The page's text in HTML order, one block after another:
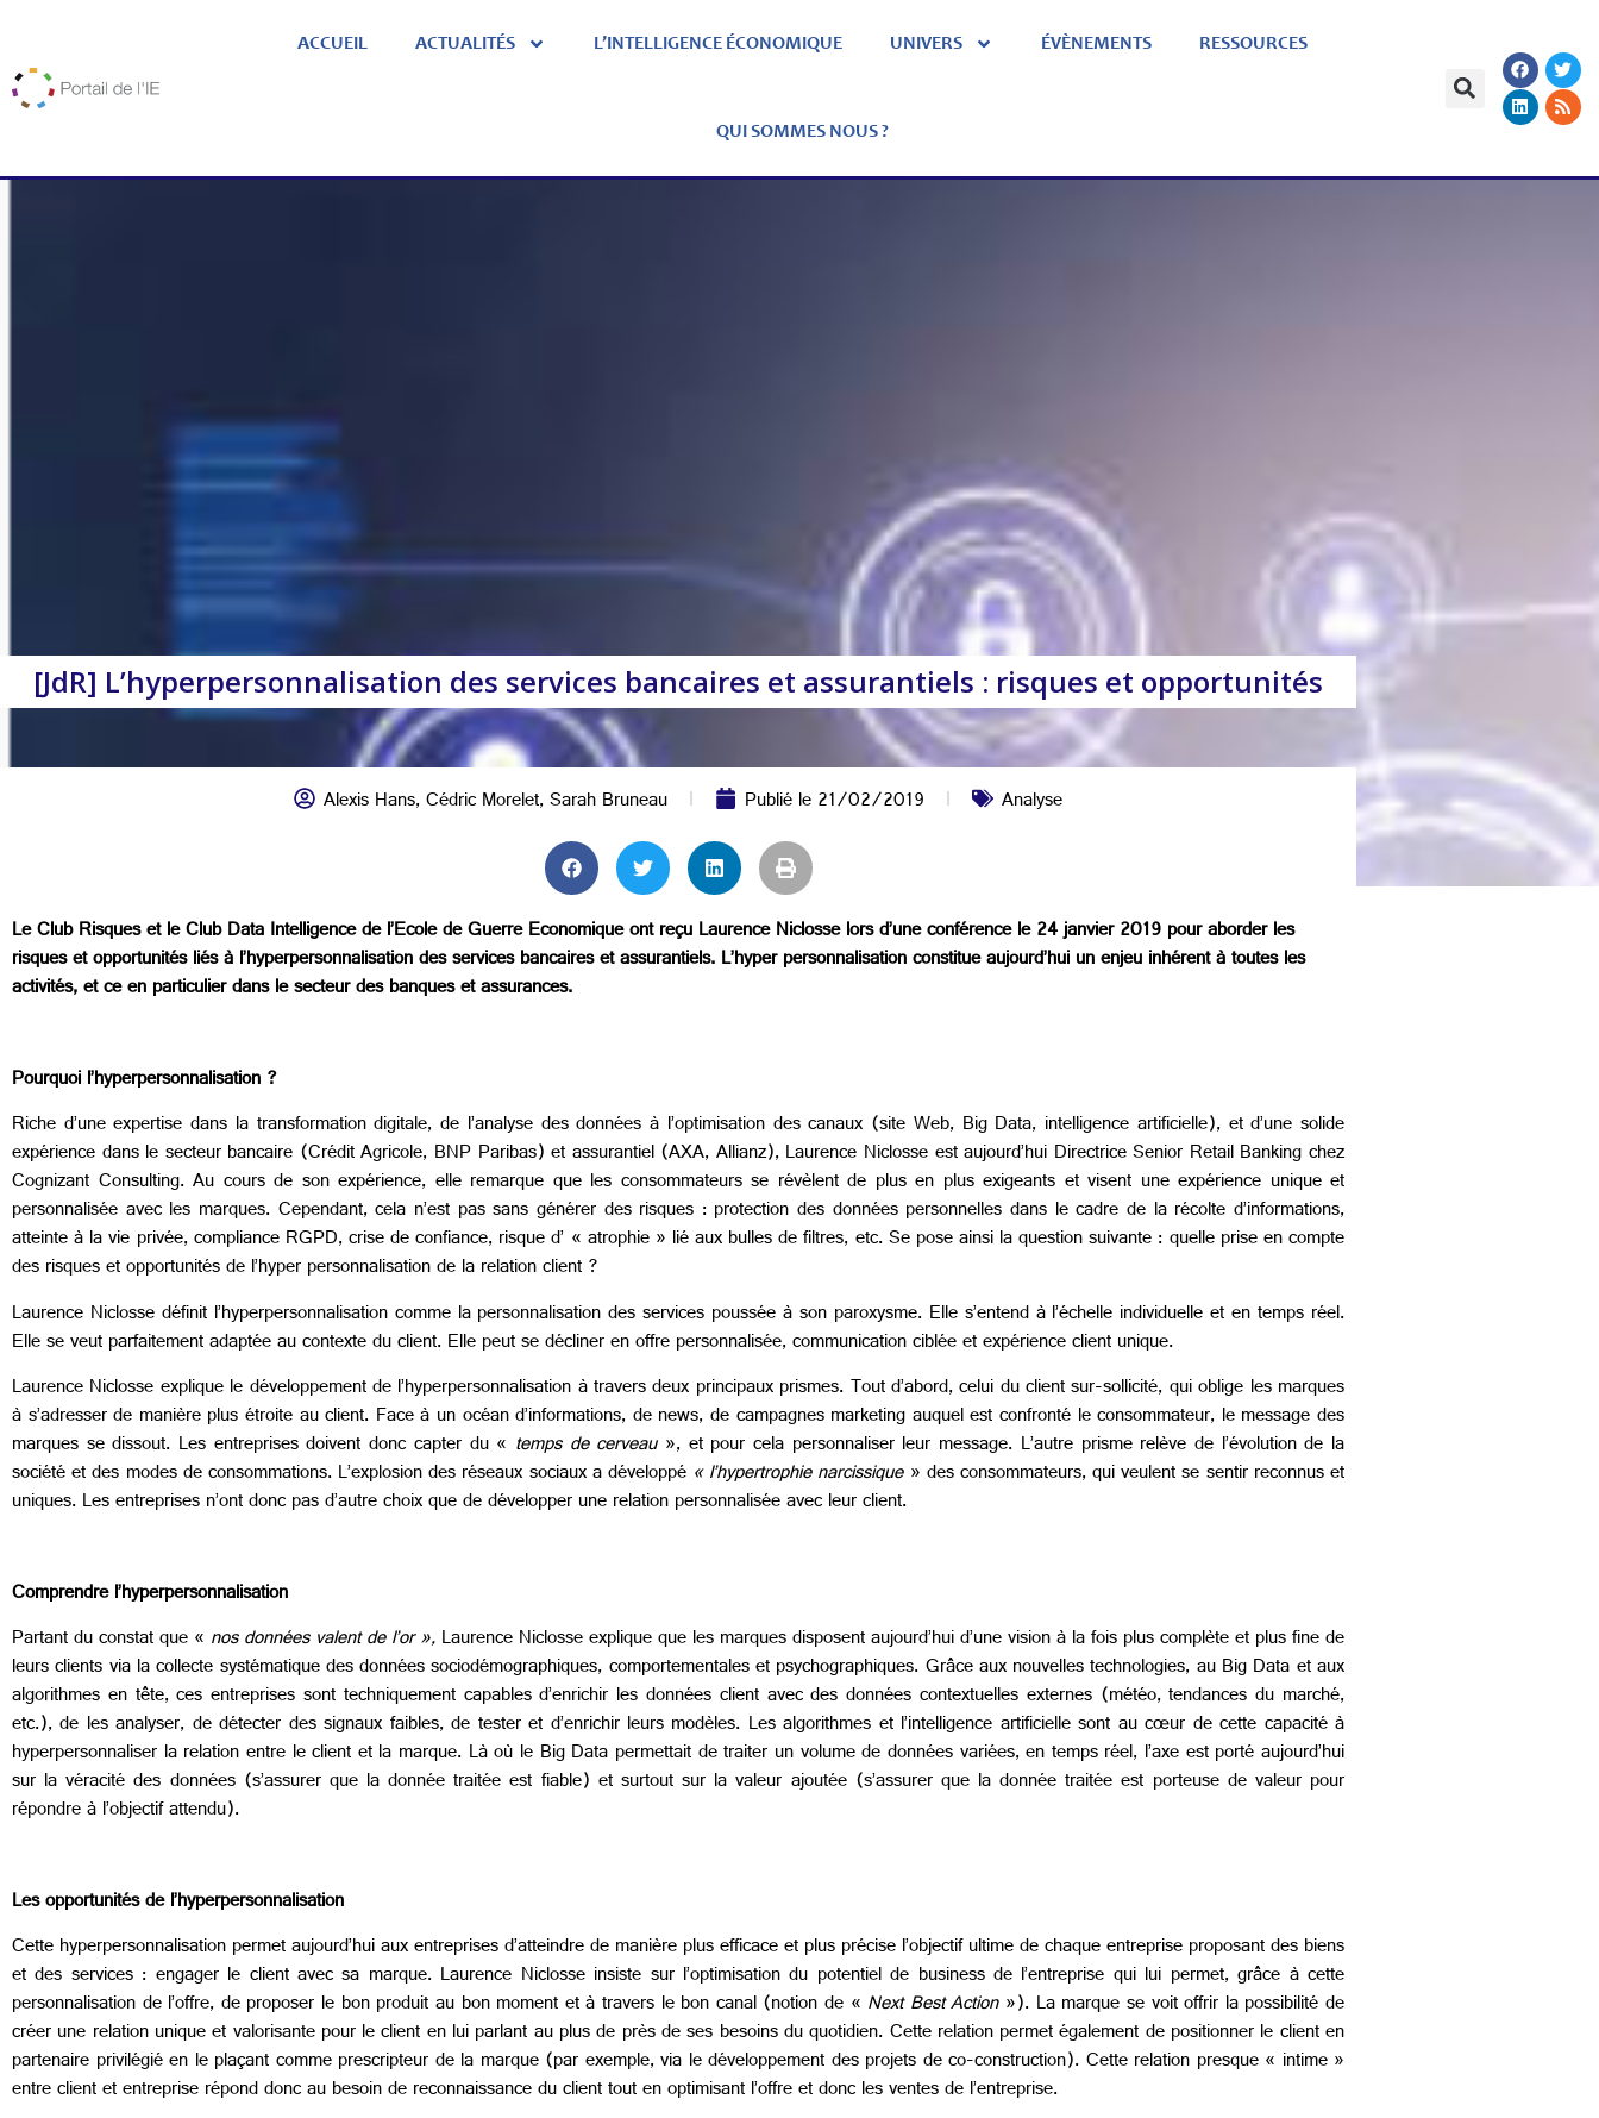
ACCUEIL ACTUALITÉS L’INTELLIGENCE ÉCONOMIQUE UNIVERS ÉVÈNEMENTS RESSOURCES
QUI SOMMES NOUS ?
[JdR] L’hyperpersonnalisation des services bancaires et assurantiels : risques et opportunités
Alexis Hans,Cédric Morelet,Sarah Bruneau Publié le21/02/2019 Analyse
Le Club Risques et le Club Data Intelligence de l’Ecole de Guerre Economique ont reçu Laurence Niclosse lors d’une conférence le 24 janvier 2019 pour aborder les
risques et opportunités liés à l’hyperpersonnalisation des services bancaires et assurantiels. L’hyper personnalisation constitue aujourd’hui un enjeu inhérent à toutes les
activités, et ce en particulier dans le secteur des banques et assurances.
Pourquoi l’hyperpersonnalisation ?
Riche d’une expertise dans la transformation digitale, de l’analyse des données à l’optimisation des canaux (site Web, Big Data, intelligence artificielle), et d’une solide
expérience dans le secteur bancaire (Crédit Agricole, BNP Paribas) et assurantiel (AXA, Allianz), Laurence Niclosse est aujourd’hui Directrice Senior Retail Banking chez
Cognizant Consulting. Au cours de son expérience, elle remarque que les consommateurs se révèlent de plus en plus exigeants et visent une expérience unique et
personnalisée avec les marques. Cependant, cela n’est pas sans générer des risques : protection des données personnelles dans le cadre de la récolte d’informations,
atteinte à la vie privée, compliance RGPD, crise de confiance, risque d’ « atrophie » lié aux bulles de filtres, etc. Se pose ainsi la question suivante : quelle prise en compte
des risques et opportunités de l’hyper personnalisation de la relation client ?
Laurence Niclosse définit l’hyperpersonnalisation comme la personnalisation des services poussée à son paroxysme. Elle s’entend à l’échelle individuelle et en temps réel.
Elle se veut parfaitement adaptée au contexte du client. Elle peut se décliner en offre personnalisée, communication ciblée et expérience client unique.
Laurence Niclosse explique le développement de l’hyperpersonnalisation à travers deux principaux prismes. Tout d’abord, celui du client sur-sollicité, qui oblige les marques
à s’adresser de manière plus étroite au client. Face à un océan d’informations, de news, de campagnes marketing auquel est confronté le consommateur, le message des
marques se dissout. Les entreprises doivent donc capter du « temps de cerveau», et pour cela personnaliser leur message. L’autre prisme relève de l’évolution de la
société et des modes de consommations. L’explosion des réseaux sociaux a développé « l’hypertrophie narcissique» des consommateurs, qui veulent se sentir reconnus et
uniques. Les entreprises n’ont donc pas d’autre choix que de développer une relation personnalisée avec leur client.
Comprendre l’hyperpersonnalisation
Partant du constat que « nos données valent de l’or »,Laurence Niclosse explique que les marques disposent aujourd’hui d’une vision à la fois plus complète et plus fine de
leurs clients via la collecte systématique des données sociodémographiques, comportementales et psychographiques. Grâce aux nouvelles technologies, au Big Data et aux
algorithmes en tête, ces entreprises sont techniquement capables d’enrichir les données client avec des données contextuelles externes (météo, tendances du marché,
etc.), de les analyser, de détecter des signaux faibles, de tester et d’enrichir leurs modèles. Les algorithmes et l’intelligence artificielle sont au cœur de cette capacité à
hyperpersonnaliser la relation entre le client et la marque. Là où le Big Data permettait de traiter un volume de données variées, en temps réel, l’axe est porté aujourd’hui
sur la véracité des données (s’assurer que la donnée traitée est fiable) et surtout sur la valeur ajoutée (s’assurer que la donnée traitée est porteuse de valeur pour
répondre à l’objectif attendu).
Les opportunités de l’hyperpersonnalisation
Cette hyperpersonnalisation permet aujourd’hui aux entreprises d’atteindre de manière plus efficace et plus précise l’objectif ultime de chaque entreprise proposant des biens
et des services : engager le client avec sa marque. Laurence Niclosse insiste sur l’optimisation du potentiel de business de l’entreprise qui lui permet, grâce à cette
personnalisation de l’offre, de proposer le bon produit au bon moment et à travers le bon canal (notion de « Next Best Action»). La marque se voit offrir la possibilité de
créer une relation unique et valorisante pour le client en lui parlant au plus de près de ses besoins du quotidien. Cette relation permet également de positionner le client en
partenaire privilégié en le plaçant comme prescripteur de la marque (par exemple, via le développement des projets de co-construction). Cette relation presque « intime »
entre client et entreprise répond donc au besoin de reconnaissance du client tout en optimisant l’offre et donc les ventes de l’entreprise.